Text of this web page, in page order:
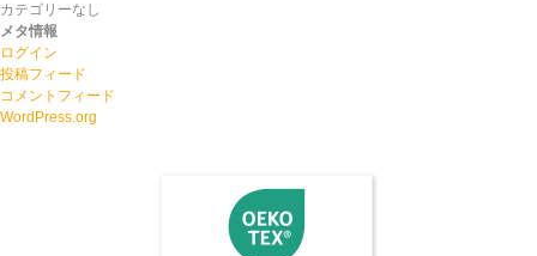
カテゴリーなし
メタ情報
ログイン
投稿フィード
コメントフィード
WordPress.org